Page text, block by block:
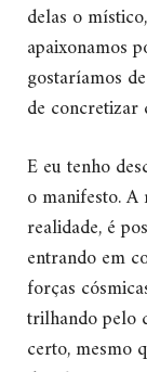
delas o
apaixonamos
gostaríamos
de concretizar
E eu tenho
o manifesto.
realidade, é
entrando em
forças
trilhando pelo
certo, mesmo